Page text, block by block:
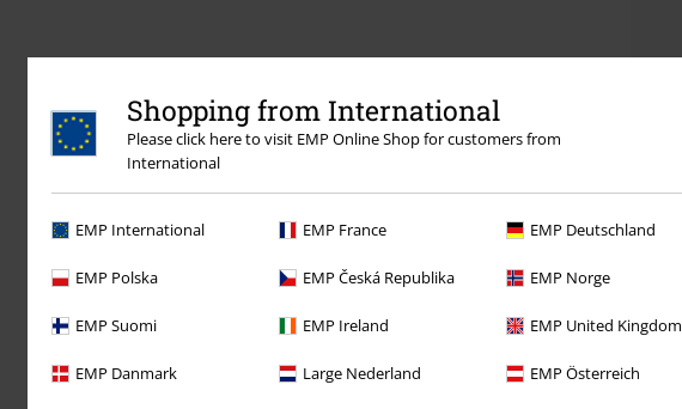
Shopping from International
Please click here to visit EMP Online Shop for customers from
International
EMP International EMP France EMP Deutschland
EMP Polska EMP Česká Republika EMP Norge
EMP Suomi EMP Ireland EMP United Kingdom
EMP Danmark Large Nederland EMP Österreich